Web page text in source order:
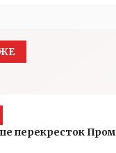
перекресток